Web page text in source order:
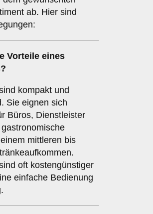
ab. Hier sind
Vorteile eines
?
kompakt und
Sie eignen sich
Büros, Dienstleister
mittleren bis
oft kostengünstiger
einfache Bedienung